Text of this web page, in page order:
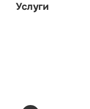
Услуги